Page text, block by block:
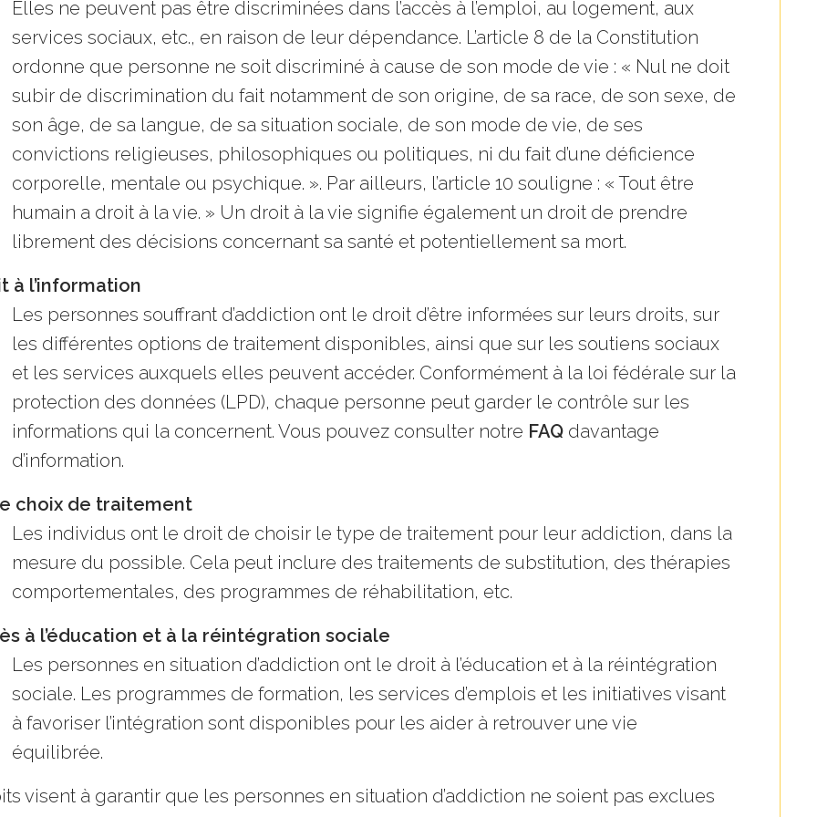
Elles ne peuvent pas être discriminées dans l’accès à l’emploi, au logement, aux
services sociaux, etc., en raison de leur dépendance. L’article 8 de la Constitution
ordonne que personne ne soit discriminé à cause de son mode de vie : « Nul ne doit
subir de discrimination du fait notamment de son origine, de sa race, de son sexe, de
son âge, de sa langue, de sa situation sociale, de son mode de vie, de ses
convictions religieuses, philosophiques ou politiques, ni du fait d’une déficience
corporelle, mentale ou psychique. ». Par ailleurs, l’article 10 souligne : « Tout être
humain a droit à la vie. » Un droit à la vie signifie également un droit de prendre
librement des décisions concernant sa santé et potentiellement sa mort.
à l’information
Les personnes souffrant d’addiction ont le droit d’être informées sur leurs droits, sur
les différentes options de traitement disponibles, ainsi que sur les soutiens sociaux
et les services auxquels elles peuvent accéder. Conformément à la loi fédérale sur la
protection des données (LPD), chaque personne peut garder le contrôle sur les
informations qui la concernent. Vous pouvez consulter notre FAQ davantage
d’information.
choix de traitement
Les individus ont le droit de choisir le type de traitement pour leur addiction, dans la
mesure du possible. Cela peut inclure des traitements de substitution, des thérapies
comportementales, des programmes de réhabilitation, etc.
à l’éducation et à la réintégration sociale
Les personnes en situation d’addiction ont le droit à l’éducation et à la réintégration
sociale. Les programmes de formation, les services d’emplois et les initiatives visant
à favoriser l’intégration sont disponibles pour les aider à retrouver une vie
équilibrée.
visent à garantir que les personnes en situation d’addiction ne soient pas exclues